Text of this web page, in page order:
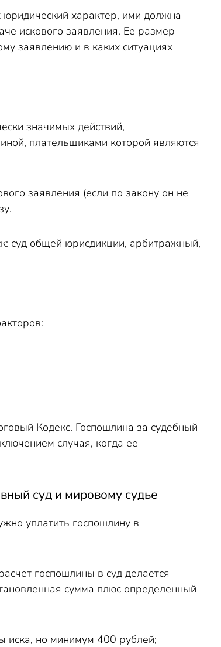
характер, ими должна
искового заявления. Ее размер
заявлению и в каких ситуациях
значимых действий,
плательщиками которой являются
заявления (если по закону он не
суд общей юрисдикции, арбитражный,
Кодекс. Госпошлина за судебный
случая, когда ее
суд и мировому судье
уплатить госпошлину в
госпошлины в суд делается
сумма плюс определенный
иска, но минимум 400 рублей;